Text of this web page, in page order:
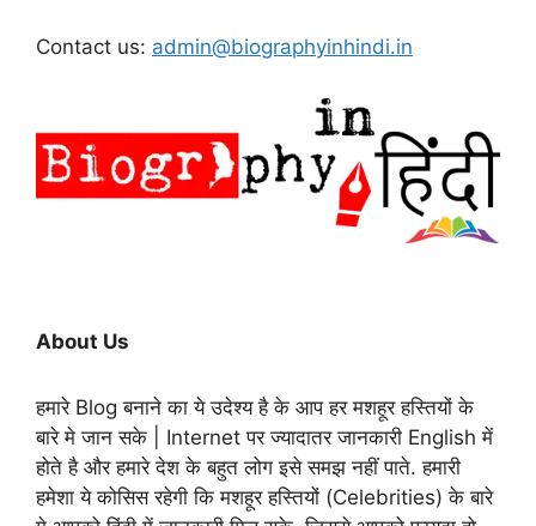
Contact us: admin@biographyinhindi.in
About Us
हमारे Blog बनाने का ये उदेश्य है के आप हर मशहूर हस्तियों के
बारे मे जान सके | Internet पर ज्यादातर जानकारी English में
होते है और हमारे देश के बहुत लोग इसे समझ नहीं पाते. हमारी
हमेशा ये कोसिस रहेगी कि मशहूर हस्तियों (Celebrities) के बारे